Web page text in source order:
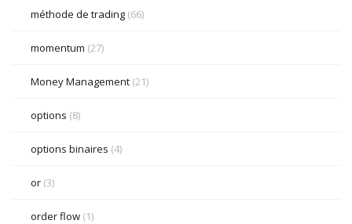
méthode de trading (66)
momentum (27)
Money Management (21)
options (8)
options binaires (4)
or (3)
order flow (1)